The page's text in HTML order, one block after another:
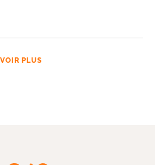
VOIR PLUS